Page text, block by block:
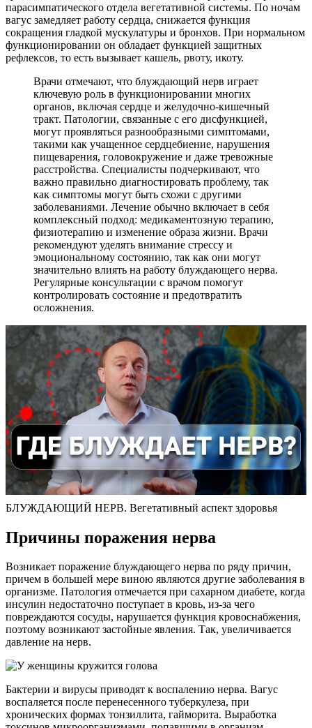
парасимпатического отдела вегетативной системы. По ночам
вагус замедляет работу сердца, снижается функция
сокращения гладкой мускулатуры и бронхов. При нормальном
функционировании он обладает функцией защитных
рефлексов, то есть вызывает кашель, рвоту, икоту.
Врачи отмечают, что блуждающий нерв играет
ключевую роль в функционировании многих
органов, включая сердце и желудочно-кишечный
тракт. Патологии, связанные с его дисфункцией,
могут проявляться разнообразными симптомами,
такими как учащенное сердцебиение, нарушения
пищеварения, головокружение и даже тревожные
расстройства. Специалисты подчеркивают, что
важно правильно диагностировать проблему, так
как симптомы могут быть схожи с другими
заболеваниями. Лечение обычно включает в себя
комплексный подход: медикаментозную терапию,
физиотерапию и изменение образа жизни. Врачи
рекомендуют уделять внимание стрессу и
эмоциональному состоянию, так как они могут
значительно влиять на работу блуждающего нерва.
Регулярные консультации с врачом помогут
контролировать состояние и предотвратить
осложнения.
БЛУЖДАЮЩИЙ НЕРВ. Вегетативный аспект здоровья
Причины поражения нерва
Возникает поражение блуждающего нерва по ряду причин,
причем в большей мере виною являются другие заболевания в
организме. Патология отмечается при сахарном диабете, когда
инсулин недостаточно поступает в кровь, из-за чего
повреждаются сосуды, нарушается функция кровоснабжения,
поэтому возникают застойные явления. Так, увеличивается
давление на нерв.
Бактерии и вирусы приводят к воспалению нерва. Вагус
воспаляется после перенесенного туберкулеза, при
хронических формах тонзиллита, гайморита. Выработка